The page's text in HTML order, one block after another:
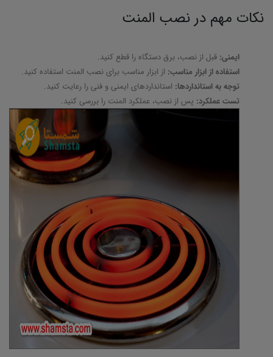
نکات مهم در نصب المنت
ایمنی: قبل از نصب، برق دستگاه را قطع کنید.
استفاده از ابزار مناسب: از ابزار مناسب برای نصب المنت استفاده کنید.
توجه به استانداردها: استانداردهای ایمنی و فنی را رعایت کنید.
تست عملکرد: پس از نصب، عملکرد المنت را بررسی کنید.